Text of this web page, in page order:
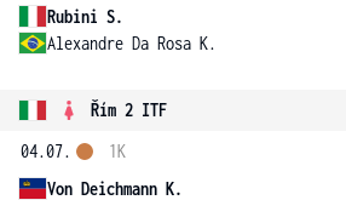
Rubini S.
Alexandre Da Rosa K.
Řím 2 ITF
04.07.
Von Deichmann K.
1K